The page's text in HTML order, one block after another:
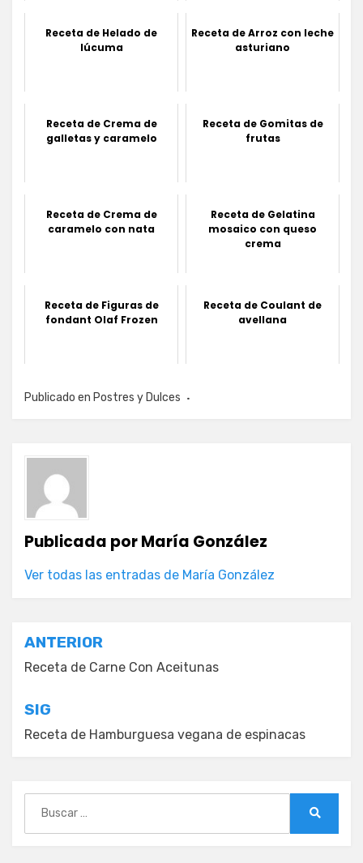
Receta de Helado de
lúcuma
Receta de Arroz con leche
asturiano
Receta de Crema de
galletas y caramelo
Receta de Gomitas de
frutas
Receta de Crema de
caramelo con nata
Receta de Gelatina
mosaico con queso
crema
Receta de Figuras de
fondant Olaf Frozen
Receta de Coulant de
avellana
Publicado en Postres y Dulces
Publicada porMaría González
Ver todas las entradas de María González
Navegación
de
entradas
ANTERIOR
Receta de Carne Con Aceitunas
SIG
Receta de Hamburguesa vegana de espinacas